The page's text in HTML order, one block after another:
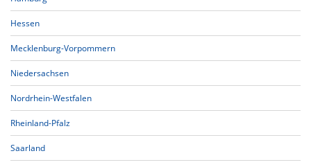
Hessen
Mecklenburg-Vorpommern
Niedersachsen
Nordrhein-Westfalen
Rheinland-Pfalz
Saarland